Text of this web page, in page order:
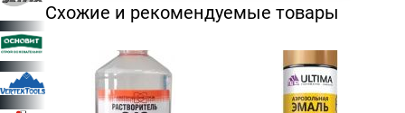
Схожие и рекомендуемые товары